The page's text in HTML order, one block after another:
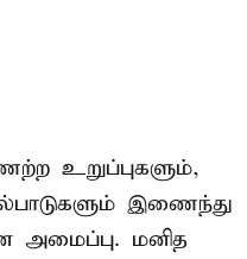
உறுப்புகளும்,
இணைந்து
அமைப்பு. மனித